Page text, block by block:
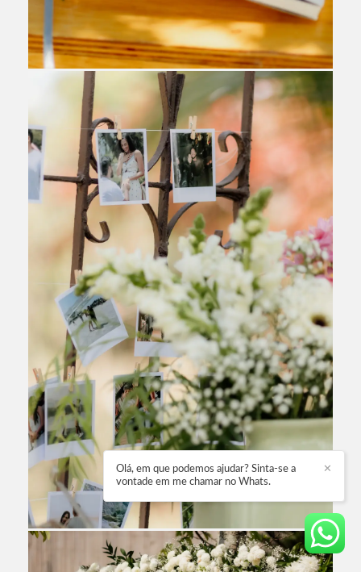
✕
Olá, em que podemos ajudar? Sinta-se a
vontade em me chamar no Whats.